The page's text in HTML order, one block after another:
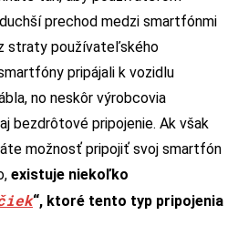
prechod medzi smartfónmi
straty používateľského
pripájali k vozidlu
no neskôr výrobcovia
bezdrôtové pripojenie. Ak však
možnosť pripojiť svoj smartfón
existuje niekoľko
“, ktoré tento typ pripojenia